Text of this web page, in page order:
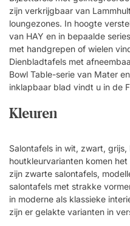
zijn verkrijgbaar van
loungezones. In hoogte
van HAY en in bepaalde
met handgrepen of wielen
Dienbladtafels met
Bowl Table-serie van Mater
inklapbaar blad vindt u in de
Kleuren
Salontafels in wit, zwart,
houtkleurvarianten komen
zijn zwarte salontafels,
salontafels met strakke
in moderne als klassieke
zijn er gelakte varianten in